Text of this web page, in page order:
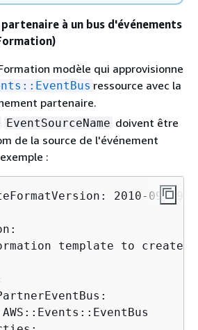
à un bus d'événements
modèle qui approvisionne
ressource avec la
partenaire.
EventSourceName doivent être
de la source de l'événement
:
2010-09-09
template to create